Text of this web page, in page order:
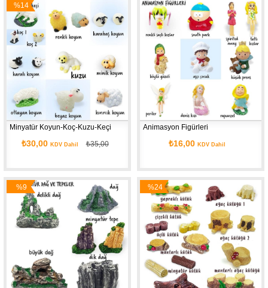
Minyatür Koyun-Koç-Kuzu-Keçi
₺30,00 KDV Dahil ₺35,00
%14
İndirim
Animasyon Figürleri
₺16,00 KDV Dahil
%9
İndirim
%24
İndirim